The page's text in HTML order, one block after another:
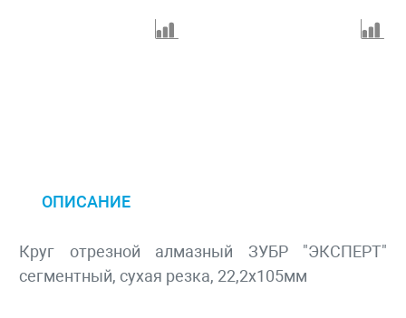
ОПИСАНИЕ
Круг отрезной алмазный ЗУБР "ЭКСПЕРТ"
сегментный, сухая резка, 22,2х105мм